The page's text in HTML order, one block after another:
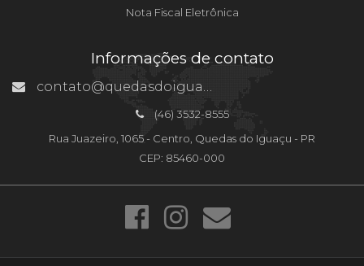
Nota Fiscal Eletrônica
Informações de contato
contato@quedasdoiguacu.pr.gov.br
(46) 3532-8555
Rua Juazeiro, 1065 - Centro, Quedas do Iguaçu - PR
CEP: 85460-000